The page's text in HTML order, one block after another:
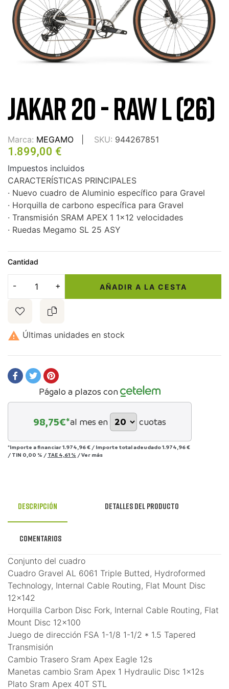
JAKAR 20 - RAW L (26)
Marca: MEGAMO SKU: 944267851
1.899,00 €
Impuestos incluidos
CARACTERÍSTICAS PRINCIPALES
· Nuevo cuadro de Aluminio específico para Gravel
· Horquilla de carbono específica para Gravel
· Transmisión SRAM APEX 1 1x12 velocidades
· Ruedas Megamo SL 25 ASY
Cantidad
AÑADIR A LA CESTA
 Últimas unidades en stock
Págalo a plazos con
98,75€*al mes en cuotas
*Importe a financiar1.974,96 € / Importe total adeudado1.974,96 €
/ TIN 0,00 % / TAE 4,61 % /Ver más
Descripción Detalles del producto
Comentarios
Conjunto del cuadro
Cuadro Gravel AL 6061 Triple Butted, Hydroformed
Technology, Internal Cable Routing, Flat Mount Disc
12x142
Horquilla Carbon Disc Fork, Internal Cable Routing, Flat
Mount Disc 12x100
Juego de dirección FSA 1-1/8 1-1/2 * 1.5 Tapered
Transmisión
Cambio Trasero Sram Apex Eagle 12s
Manetas cambio Sram Apex 1 Hydraulic Disc 1x12s
Plato Sram Apex 40T STL